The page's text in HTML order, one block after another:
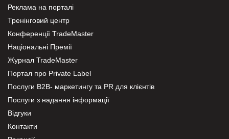
Реклама на порталі
Тренінговий центр
Конференції TradeMaster
Національні Премії
Журнал TradeMaster
Портал про Private Label
Послуги В2В- маркетингу та PR для клієнтів
Послуги з надання інформації
Відгуки
Контакти